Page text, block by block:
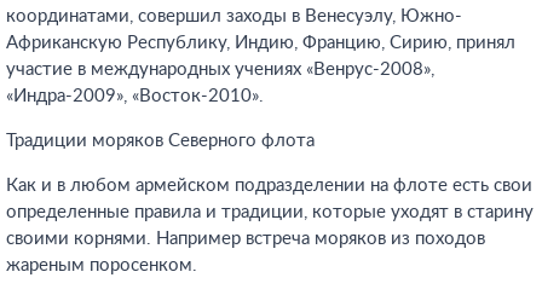
координатами, совершил заходы в Венесуэлу, Южно-
Африканскую Республику, Индию, Францию, Сирию, принял
участие в международных учениях «Венрус-2008»,
«Индра-2009», «Восток-2010».
Традиции моряков Северного флота
Как и в любом армейском подразделении на флоте есть свои
определенные правила и традиции, которые уходят в старину
своими корнями. Например встреча моряков из походов
жареным поросенком.